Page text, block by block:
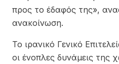
προς το έδαφός της»,
ανακοίνωση.
Το ιρανικό Γενικό
οι ένοπλες δυνάμεις της